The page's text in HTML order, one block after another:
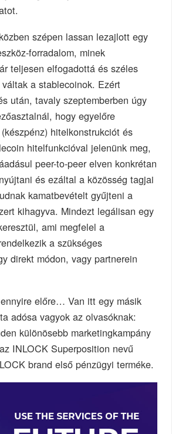
szépen lassan lezajlott egy
forradalom, minek
teljesen elfogadottá és széles
a stablecoinok. Ezért
után, tavaly szeptemberben úgy
hogy egyelőre
hitelkonstrukciót és
hitelfunkcióval jelenünk meg,
peer-to-peer elven konkrétan
és ezáltal a közösség tagjai
kamatbevételt gyűjteni a
kihagyva. Mindezt legálisan egy
ami megfelel a
a szükséges
direkt módon, vagy partnerein
előre… Van itt egy másik
adósa vagyok az olvasóknak:
különösebb marketingkampány
INLOCK Superposition nevű
brand első pénzügyi terméke.